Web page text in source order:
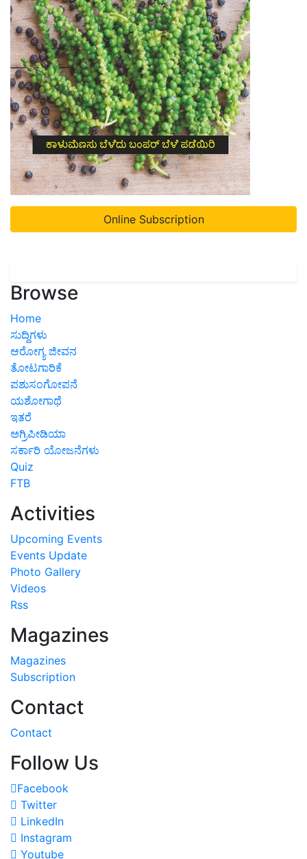
Online Subscription
Browse
Home
ಸುದ್ದಿಗಳು
ಆರೋಗ್ಯ ಜೀವನ
ತೋಟಗಾರಿಕೆ
ಪಶುಸಂಗೋಪನೆ
ಯಶೋಗಾಥೆ
ಇತರೆ
ಅಗ್ರಿಪೀಡಿಯಾ
ಸರ್ಕಾರಿ ಯೋಜನೆಗಳು
Quiz
FTB
Activities
Upcoming Events
Events Update
Photo Gallery
Videos
Rss
Magazines
Magazines
Subscription
Contact
Contact
Follow Us
Facebook
Twitter
LinkedIn
Instagram
Youtube